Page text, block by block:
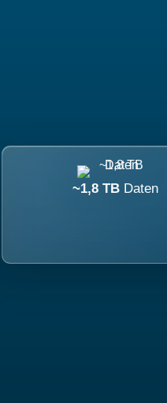
~1,8 TB Daten